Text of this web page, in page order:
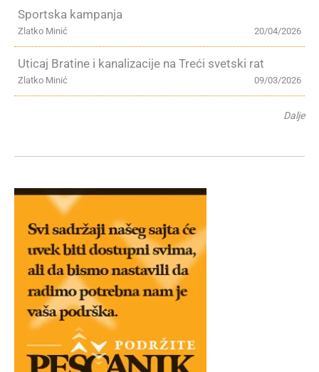
Sportska kampanja
20/04/2026
Zlatko Minić
Uticaj Bratine i kanalizacije na Treći svetski rat
09/03/2026
Zlatko Minić
Dalje